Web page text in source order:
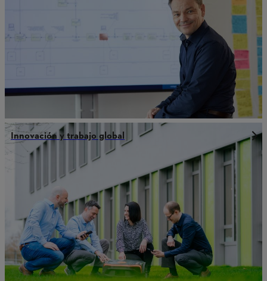
Innovación y trabajo global